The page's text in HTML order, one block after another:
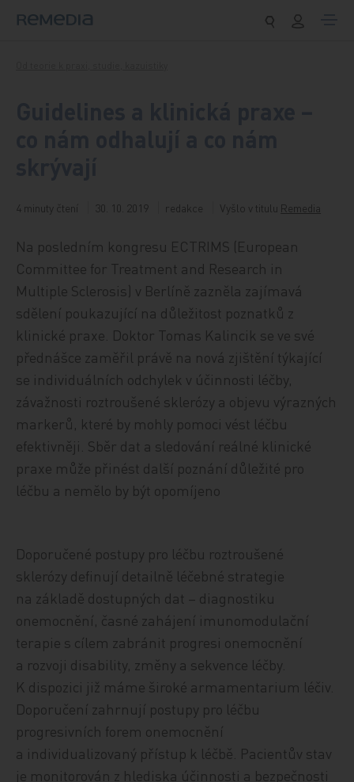
4 minuty čtení 30. 10. 2019 redakce Vyšlo v titulu Remedia
Na posledním kongresu ECTRIMS (European
Committee for Treatment and Research in
Multiple Sclerosis) v Berlíně zazněla zajímavá
sdělení poukazující na důležitost poznatků z
klinické praxe. Doktor Tomas Kalincik se ve své
přednášce zaměřil právě na nová zjištění týkající
se individuálních odchylek v účinnosti léčby,
závažnosti roztroušené sklerózy a objevu výrazných
markerů, které by mohly pomoci vést léčbu
efektivněji. Sběr dat a sledování reálné klinické
praxe může přinést další poznání důležité pro
léčbu a nemělo by být opomíjeno
Doporučené postupy pro léčbu roztroušené
sklerózy definují detailně léčebné strategie
na základě dostupných dat – diagnostiku
onemocnění, časné zahájení imunomodulační
terapie s cílem zabránit progresi onemocnění
a rozvoji disability, změny a sekvence léčby.
K dispozici již máme široké armamentarium léčiv.
Doporučení zahrnují postupy pro léčbu
progresivních forem onemocnění
a individualizovaný přístup k léčbě. Pacientův stav
je monitorován z hlediska účinnosti a bezpečnosti